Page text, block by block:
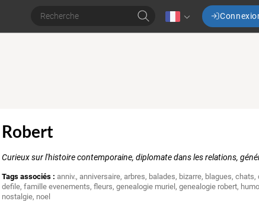
Robert
Curieux sur l'histoire contemporaine, diplomate dans les relations,
Tags associés : anniv.,anniversaire,arbres, balades, bizarre, blagues,chats,
defile,famille evenements,fleurs,genealogie muriel,genealogie robert,
nostalgie, noel